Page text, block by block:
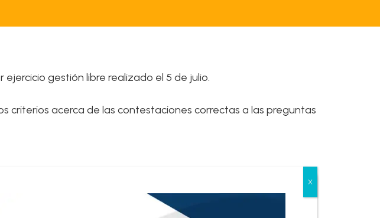
gestión libre realizado el 5 de julio.
criterios acerca de las contestaciones correctas a las preguntas